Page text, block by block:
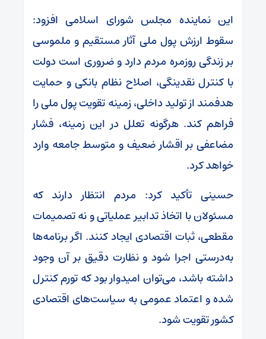
این نماینده مجلس شورای اسلامی افزود:
سقوط ارزش پول ملی آثار مستقیم و ملموسی
بر زندگی روزمره مردم دارد و ضروری است دولت
با کنترل نقدینگی، اصلاح نظام بانکی و حمایت
هدفمند از تولید داخلی، زمینه تقویت پول ملی را
فراهم کند. هرگونه تعلل در این زمینه، فشار
مضاعفی بر اقشار ضعیف و متوسط جامعه وارد
خواهد کرد.
حسینی تأکید کرد: مردم انتظار دارند که
مسئولان با اتخاذ تدابیر عملیاتی و نه تصمیمات
مقطعی، ثبات اقتصادی ایجاد کنند. اگر برنامه‌ها
به‌درستی اجرا شود و نظارت دقیق بر آن وجود
داشته باشد، می‌توان امیدوار بود که تورم کنترل
شده و اعتماد عمومی به سیاست‌های اقتصادی
کشور تقویت شود.